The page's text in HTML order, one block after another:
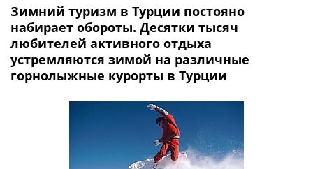
Зимний туризм в Турции постояно
набирает обороты. Десятки тысяч
любителей активного отдыха
устремляются зимой на различные
горнолыжные курорты в Турции